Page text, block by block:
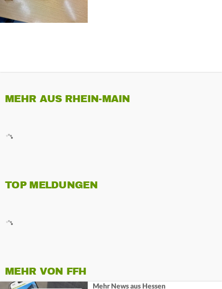
MEHR AUS RHEIN-MAIN
TOP MELDUNGEN
MEHR VON FFH
Mehr News aus Hessen